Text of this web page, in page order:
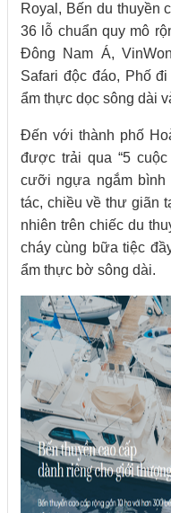
Royal, Bến du thuyền
36 lỗ chuẩn quy mô
Đông Nam Á,
Safari độc đáo, Phố
ẩm thực dọc sông dài
Đến với thành phố
được trải qua “5
cưỡi ngựa ngắm
tác, chiều về thư giãn
nhiên trên chiếc du
cháy cùng bữa tiệc
ẩm thực bờ sông dài.